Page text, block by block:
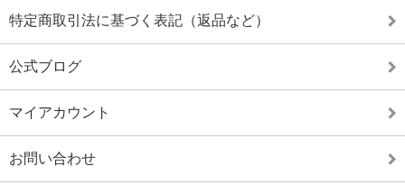
特定商取引法に基づく表記（返品など）
公式ブログ
マイアカウント
お問い合わせ